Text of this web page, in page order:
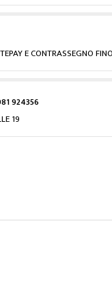
E CONTRASSEGNO
924356
19